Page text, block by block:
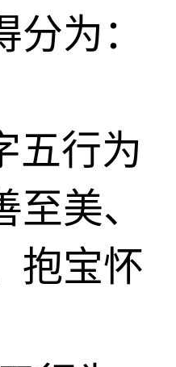
为：
五行为
至美、
抱宝怀